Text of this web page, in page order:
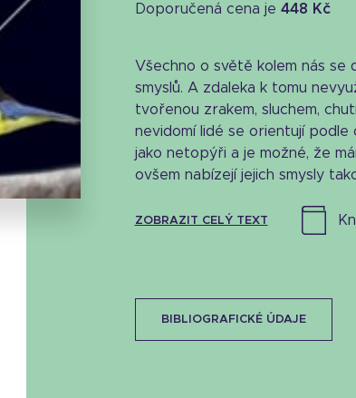
Stáhnout obálku
13.89 KB
Doporučená cena je 448 Kč
Všechno o světě kolem nás
smyslů. A zdaleka k tomu
tvořenou zrakem, sluchem,
nevidomí lidé se orientují
jako netopýři a je možné, že
ovšem nabízejí jejich smysly
ZOBRAZIT CELÝ TEXT
BIBLIOGRAFICKÉ ÚDAJE